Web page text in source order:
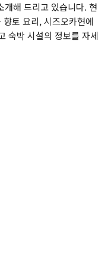
개해 드리고 있습니다. 현
토 요리, 시즈오카현에
숙박 시설의 정보를 자세